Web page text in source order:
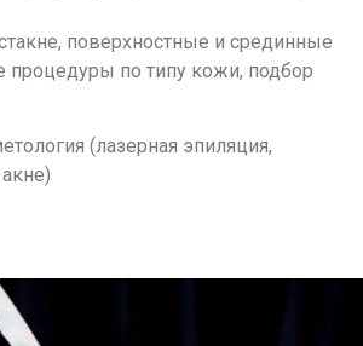
поверхностные и срединные
процедуры по типу кожи, подбор
(лазерная эпиляция,